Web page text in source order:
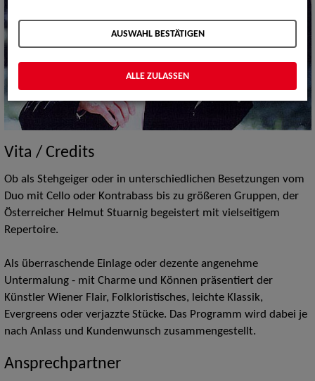
Vita / Credits
Ob als Stehgeiger oder in unterschiedlichen Besetzungen vom
Duo mit Cello oder Kontrabass bis zu größeren Gruppen, der
Österreicher Helmut Stuarnig begeistert mit vielseitigem
Repertoire.
Als überraschende Einlage oder dezente angenehme
Untermalung - mit Charme und Können präsentiert der
Künstler Wiener Flair, Folkloristisches, leichte Klassik,
Evergreens oder verjazzte Stücke. Das Programm wird dabei je
nach Anlass und Kundenwunsch zusammengestellt.
Ansprechpartner
AUSWAHL BESTÄTIGEN
ALLE ZULASSEN